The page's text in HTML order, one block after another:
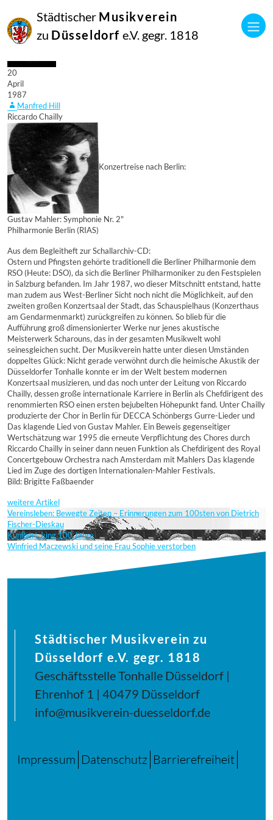
Städtischer Musikverein
zu Düsseldorf e.V. gegr. 1818
20
April
1987
Manfred Hill
Riccardo Chailly
Konzertreise nach Berlin:
Gustav Mahler: Symphonie Nr. 2"
Philharmonie Berlin (RIAS)
Aus dem Begleitheft zur Schallarchiv-CD:
Ostern und Pfingsten gehörte traditionell die Berliner Philharmonie dem
RSO (Heute: DSO), da sich die Berliner Philharmoniker zu den Festspielen
in Salzburg befanden. Im Jahr 1987, wo dieser Mitschnitt entstand, hatte
man zudem aus West-Berliner Sicht noch nicht die Möglichkeit, auf den
zweiten großen Konzertsaal der Stadt, das Schauspielhaus (Konzerthaus
am Gendarmenmarkt) zurückgreifen zu können. So blieb für die
Aufführung groß dimensionierter Werke nur jenes akustische
Meisterwerk Scharouns, das in der gesamten Musikwelt wohl
seinesgleichen sucht. Der Musikverein hatte unter diesen Umständen
doppeltes Glück: Nicht gerade verwöhnt durch die heimische Akustik der
Düsseldorfer Tonhalle konnte er im der Welt bestem modernen
Konzertsaal musizieren, und das noch unter der Leitung von Riccardo
Chailly, dessen große internationale Karriere in Berlin als Chefdirigent des
renommierten RSO einen ersten bejubelten Höhepunkt fand. Unter Chailly
produzierte der Chor in Berlin für DECCA Schönbergs Gurre-Lieder und
Das klagende Lied von Gustav Mahler. Ein Beweis gegenseitiger
Wertschätzung war 1995 die erneute Verpflichtung des Chores durch
Riccardo Chailly in seiner dann neuen Funktion als Chefdirigent des Royal
Concertgebouw Orchestra nach Amsterdam mit Mahlers Das klagende
Lied im Zuge des dortigen Internationalen-Mahler Festivals.
Bild: Brigitte Faßbaender
weitere Artikel
Vereinsleben: Bewegte Zeiten – Erinnerungen zum 100sten von Dietrich
Fischer-Dieskau
Kunibert Jung 100 Jahre
Winfried Maczewski und seine Frau Sophie verstorben
Städtischer Musikverein zu
Düsseldorf e.V. gegr. 1818
Geschäftsstelle Tonhalle Düsseldorf |
Ehrenhof 1 | 40479 Düsseldorf
info@musikverein-duesseldorf.de
Impressum Datenschutz Barrierefreiheit